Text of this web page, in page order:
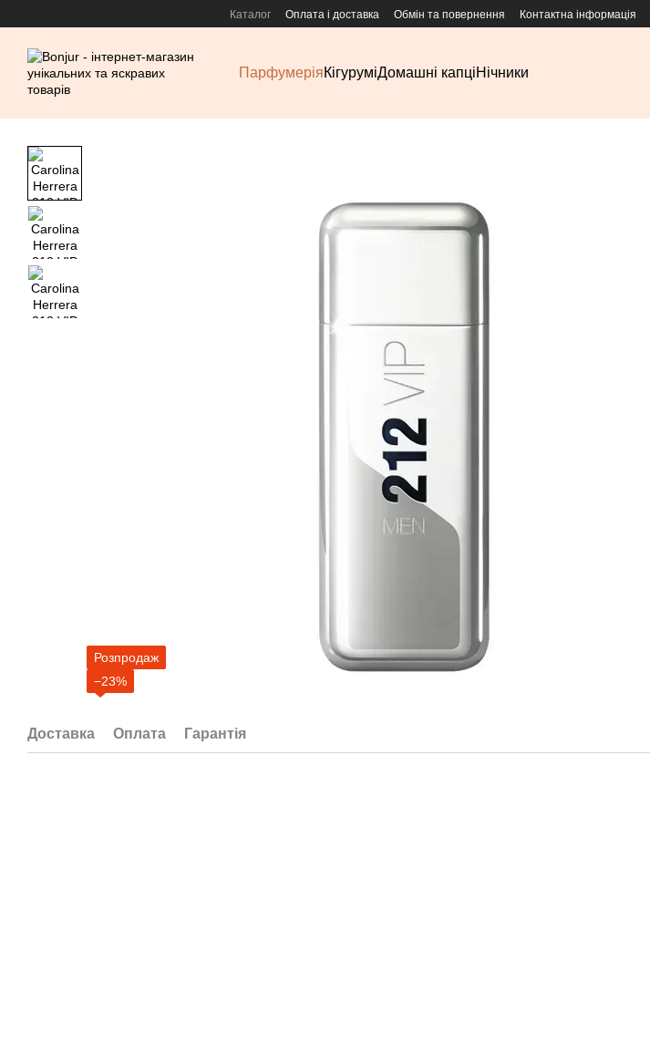
Каталог Оплата і доставка Обмін та повернення Контактна інформація
ПарфумеріяКігуруміДомашні капціНічники
Розпродаж
−23%
Доставка Оплата Гарантія